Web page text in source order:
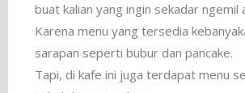
buat kalian yang ingin sekadar ngemil
Karena menu yang tersedia
sarapan seperti bubur dan pancake.
Tapi, di kafe ini juga terdapat menu